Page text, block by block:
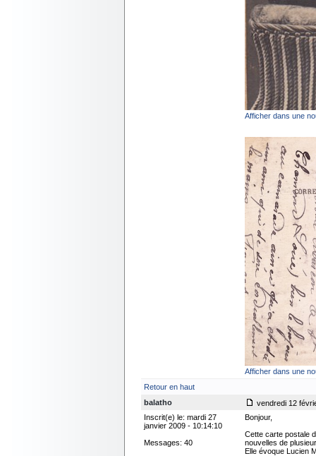
Afficher dans une
Afficher dans une
Retour en haut
balatho
vendredi 12
Inscrit(e) le: mardi 27
janvier 2009 - 10:14:10
Messages: 40
Bonjour,
Cette carte postale
nouvelles de
Elle évoque Lucien